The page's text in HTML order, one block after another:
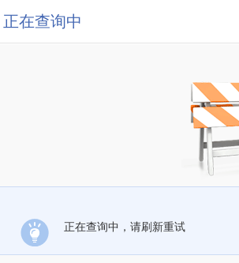
正在查询中
正在查询中，请刷新重试